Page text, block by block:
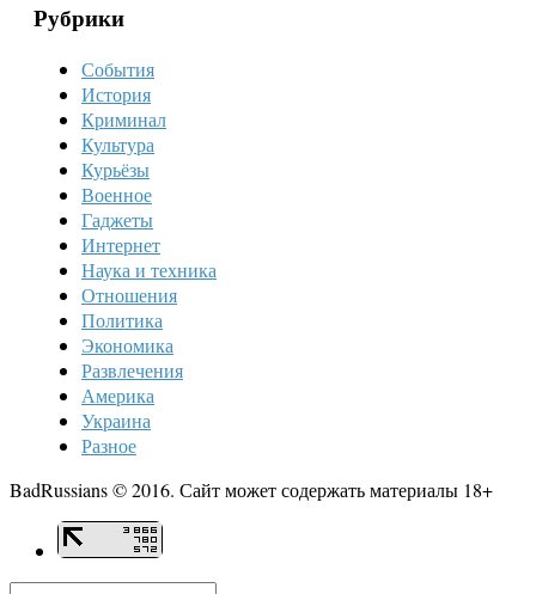
Рубрики
События
История
Криминал
Культура
Курьёзы
Военное
Гаджеты
Интернет
Наука и техника
Отношения
Политика
Экономика
Развлечения
Америка
Украина
Разное
BadRussians © 2016. Сайт может содержать материалы 18+